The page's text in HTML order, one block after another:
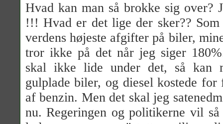
Hvad kan man så brokke sig over?
!!! Hvad er det lige der sker??
verdens højeste afgifter på biler,
tror ikke på det når jeg siger
skal ikke lide under det, så kan
gulplade biler, og diesel kostede for
af benzin. Men det skal jeg
nu. Regeringen og politikerne vil